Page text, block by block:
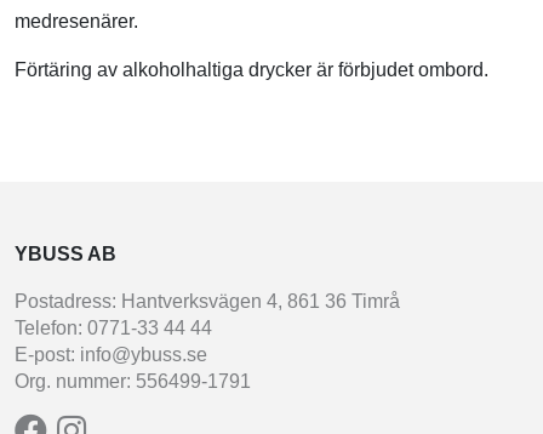
medresenärer.
Förtäring av alkoholhaltiga drycker är förbjudet ombord.
YBUSS AB
Postadress: Hantverksvägen 4, 861 36 Timrå
Telefon: 0771-33 44 44
E-post: info@ybuss.se
Org. nummer: 556499-1791